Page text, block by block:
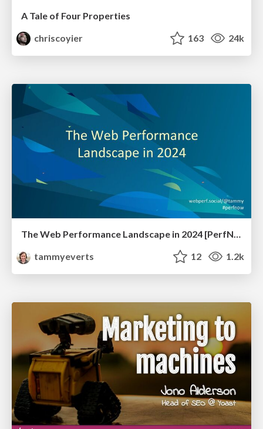
A Tale of Four Properties
chriscoyier
163 24k
The Web Performance Landscape in 2024 [PerfNow 2024]
tammyeverts
12 1.2k